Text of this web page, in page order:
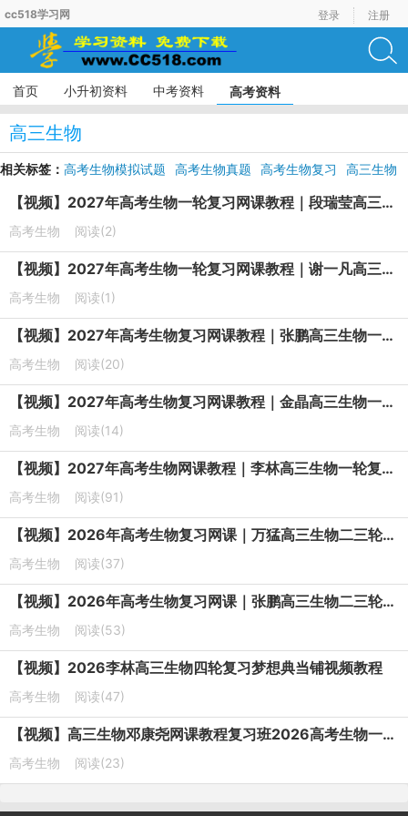
cc518学习网 登录 注册
首页 小升初资料 中考资料 高考资料
高三生物
相关标签： 高考生物模拟试题 高考生物真题 高考生物复习
高三生物
【视频】2027年高考生物一轮复习网课教程｜段瑞莹高三生物上学期暑假班视频教程
高考生物 阅读(2)
【视频】2027年高考生物一轮复习网课教程｜谢一凡高三生物上学期暑假班视频教程
高考生物 阅读(1)
【视频】2027年高考生物复习网课教程｜张鹏高三生物一轮复习暑假班视频教程
高考生物 阅读(20)
【视频】2027年高考生物复习网课教程｜金晶高三生物一轮复习暑假班视频教程
高考生物 阅读(14)
【视频】2027年高考生物网课教程｜李林高三生物一轮复习视频教程
高考生物 阅读(91)
【视频】2026年高考生物复习网课｜万猛高三生物二三轮视频课程寒春班
高考生物 阅读(37)
【视频】2026年高考生物复习网课｜张鹏高三生物二三轮视频课程寒春班
高考生物 阅读(53)
【视频】2026李林高三生物四轮复习梦想典当铺视频教程
高考生物 阅读(47)
【视频】高三生物邓康尧网课教程复习班2026高考生物一轮教学课程暑秋班
高考生物 阅读(23)